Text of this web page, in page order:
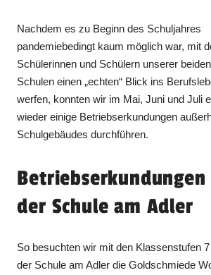
Nachdem es zu Beginn des Schuljahres
pandemiebedingt kaum möglich war, mit
Schülerinnen und Schülern unserer
Schulen einen „echten“ Blick ins
werfen, konnten wir im Mai, Juni und Juli
wieder einige Betriebserkundungen
Schulgebäudes durchführen.
der Schule am Adler
So besuchten wir mit den Klassenstufen
der Schule am Adler die Goldschmiede